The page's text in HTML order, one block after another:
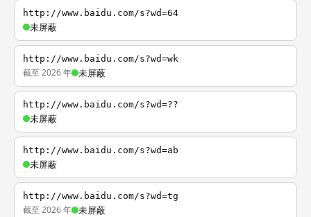
http://www.baidu.com/s?wd=64
未屏蔽
http://www.baidu.com/s?wd=wk
截至 2026 年 未屏蔽
http://www.baidu.com/s?wd=??
未屏蔽
http://www.baidu.com/s?wd=ab
未屏蔽
http://www.baidu.com/s?wd=tg
截至 2026 年 未屏蔽